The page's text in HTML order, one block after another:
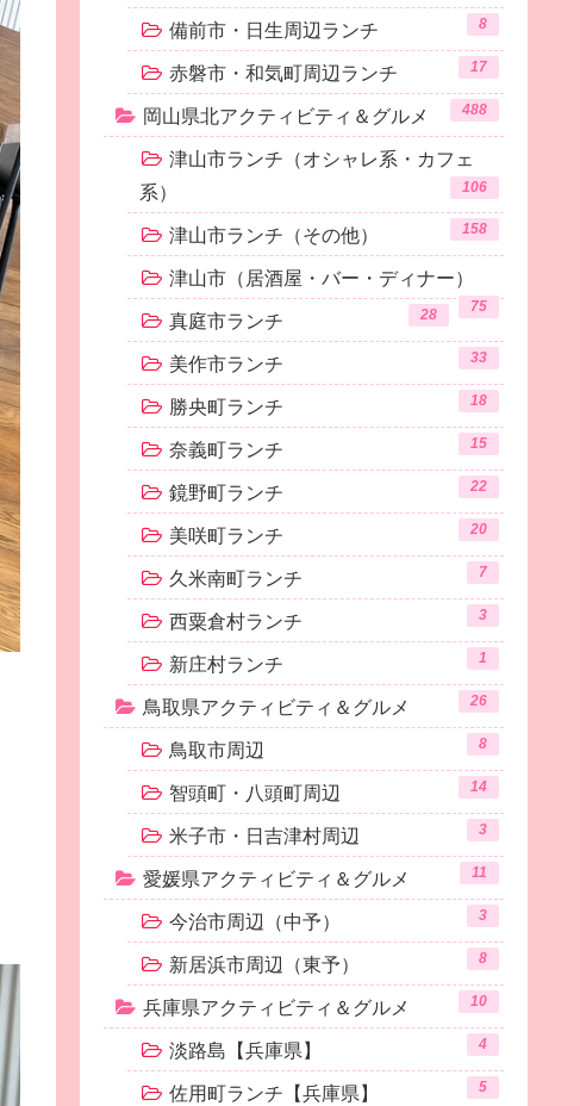
備前市・日生周辺ランチ 8
赤磐市・和気町周辺ランチ 17
岡山県北アクティビティ＆グルメ 488
津山市ランチ（オシャレ系・カフェ
系）
106
津山市ランチ（その他） 158
津山市（居酒屋・バー・ディナー）
75
真庭市ランチ 28
美作市ランチ 33
勝央町ランチ 18
奈義町ランチ 15
鏡野町ランチ 22
美咲町ランチ 20
久米南町ランチ 7
西粟倉村ランチ 3
新庄村ランチ 1
鳥取県アクティビティ＆グルメ 26
鳥取市周辺 8
智頭町・八頭町周辺 14
米子市・日吉津村周辺 3
愛媛県アクティビティ＆グルメ 11
今治市周辺（中予） 3
新居浜市周辺（東予） 8
兵庫県アクティビティ＆グルメ 10
淡路島【兵庫県】 4
佐用町ランチ【兵庫県】 5